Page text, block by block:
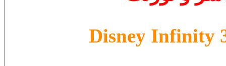
Disney Infinity